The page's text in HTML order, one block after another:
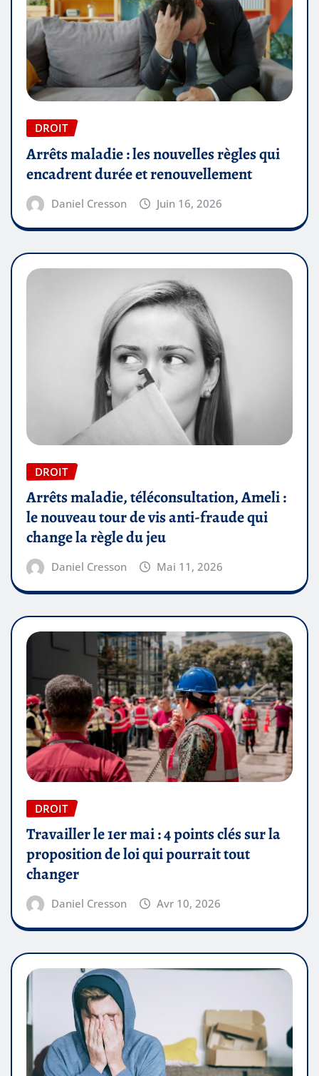
DROIT
Arrêts maladie : les nouvelles règles qui
encadrent durée et renouvellement
Daniel Cresson Juin 16, 2026
DROIT
Arrêts maladie, téléconsultation, Ameli :
le nouveau tour de vis anti-fraude qui
change la règle du jeu
Daniel Cresson Mai 11, 2026
DROIT
Travailler le 1er mai : 4 points clés sur la
proposition de loi qui pourrait tout
changer
Daniel Cresson Avr 10, 2026